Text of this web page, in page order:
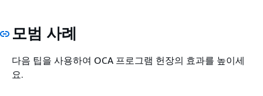
모범 사례
다음 팁을 사용하여 OCA 프로그램 헌장의 효과를 높이세
요.